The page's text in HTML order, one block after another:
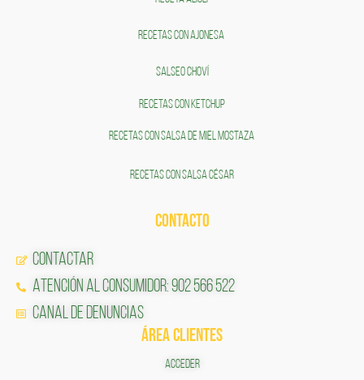
RECETAS CON AJONESA
SALSEO CHOVÍ
RECETAS CON KETCHUP
RECETAS CON SALSA DE MIEL MOSTAZA
RECETAS CON SALSA CÉSAR
CONTACTO
Contactar
Atención al Consumidor: 902 566 522
Canal de Denuncias
ÁREA CLIENTES
ACCEDER